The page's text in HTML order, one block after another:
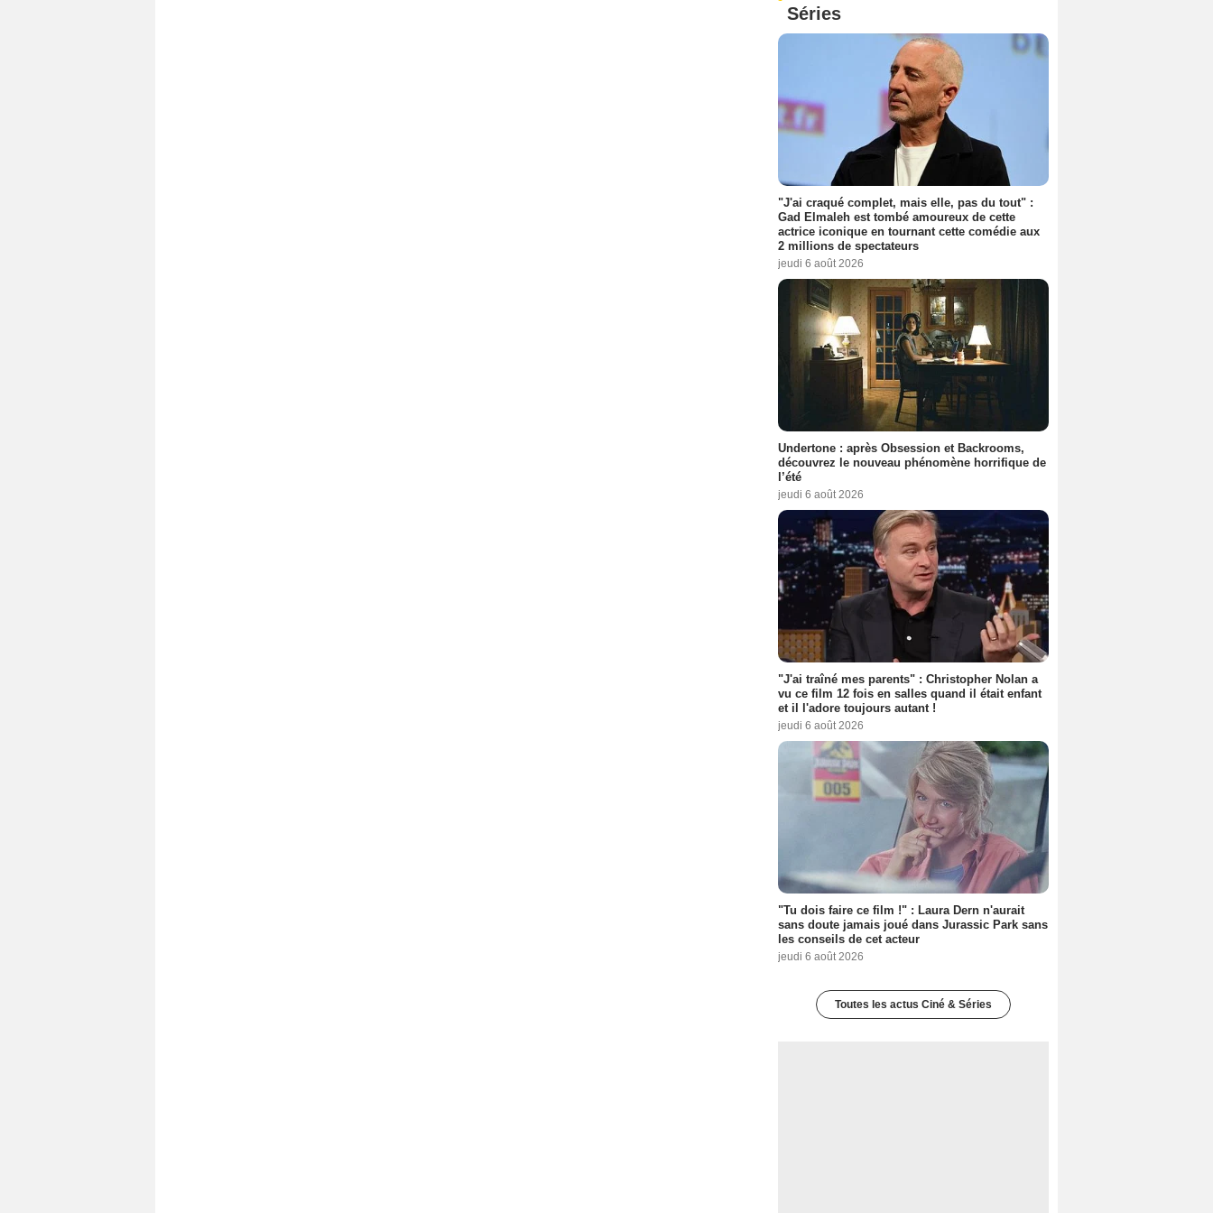
Séries
"J'ai craqué complet, mais elle, pas du tout" :
Gad Elmaleh est tombé amoureux de cette
actrice iconique en tournant cette comédie aux
2 millions de spectateurs
jeudi 6 août 2026
Undertone : après Obsession et Backrooms,
découvrez le nouveau phénomène horrifique de
l’été
jeudi 6 août 2026
"J'ai traîné mes parents" : Christopher Nolan a
vu ce film 12 fois en salles quand il était enfant
et il l'adore toujours autant !
jeudi 6 août 2026
"Tu dois faire ce film !" : Laura Dern n'aurait
sans doute jamais joué dans Jurassic Park sans
les conseils de cet acteur
jeudi 6 août 2026
Toutes les actus Ciné & Séries